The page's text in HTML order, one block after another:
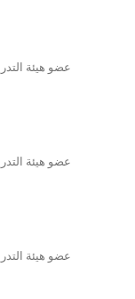
عضو هيئة
عضو هيئة
عضو هيئة